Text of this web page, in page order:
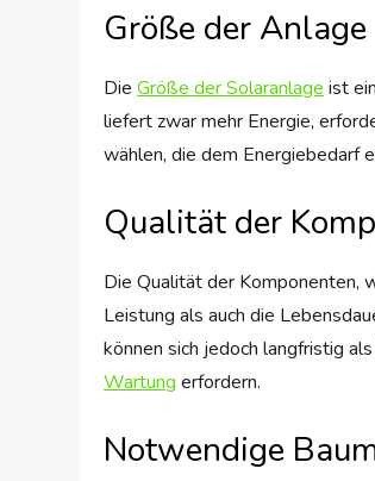
Größe der Anlage
DieGröße der Solaranlage ist
liefert zwar mehr Energie,
wählen, die dem Energiebedarf
Qualität der
Die Qualität der Komponenten,
Leistung als auch die
können sich jedoch langfristig
Wartung erfordern.
Notwendige